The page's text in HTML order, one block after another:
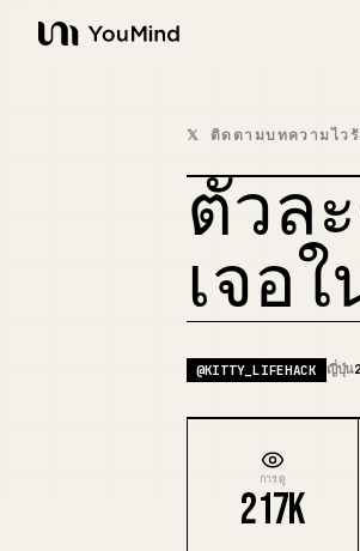
YouMind
𝕏 ติดตามบทความไวรั
ตัวล
เจอ
@KITTY_LIFEHACK ญี่ปุ่น
การดู
217K